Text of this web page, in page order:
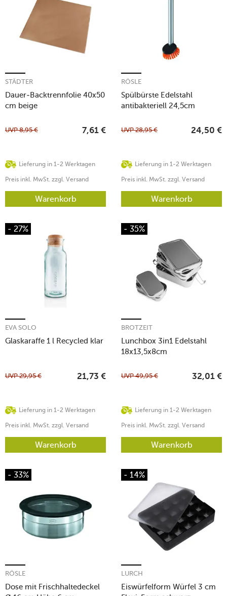
Dauer-Backtrennfolie 40x50
cm beige
STÄDTER
Lieferung in 1-2 Werktagen
UVP8,95 € 7,61 €
Preis inkl. MwSt. zzgl. Versand
Warenkorb
Spülbürste Edelstahl
antibakteriell 24,5cm
RÖSLE
Lieferung in 1-2 Werktagen
UVP28,95 € 24,50 €
Preis inkl. MwSt. zzgl. Versand
Warenkorb
- 27%
Glaskaraffe 1 l Recycled klar
EVA SOLO
Lieferung in 1-2 Werktagen
UVP29,95 € 21,73 €
Preis inkl. MwSt. zzgl. Versand
Warenkorb
- 35%
Lunchbox 3in1 Edelstahl
18x13,5x8cm
BROTZEIT
Lieferung in 1-2 Werktagen
UVP49,95 € 32,01 €
Preis inkl. MwSt. zzgl. Versand
Warenkorb
- 33%
Dose mit Frischhaltedeckel
RÖSLE
- 14%
Eiswürfelform Würfel 3 cm
LURCH